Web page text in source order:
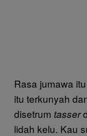
Rasa jumawa
itu terkunyah
disetrum tasser
lidah kelu. Kau